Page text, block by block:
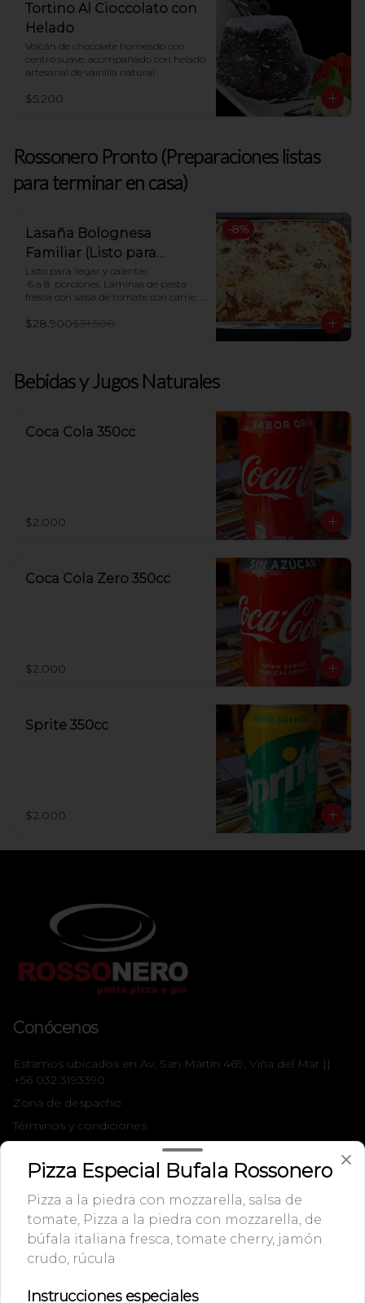
Tortino Al Cioccolato con
Helado
Volcán de chocolate horneado con
centro suave, acompañado con helado
artesanal de vainilla natural
$5.200
Rossonero Pronto (Preparaciones listas
para terminar en casa)
-8%
Lasaña Bolognesa
Familiar (Listo para
hornear en casa)
Listo para llegar y calentar
6 a 8  porciones. Láminas de pasta
fresca con salsa de tomate con carne,
minutos.
$28.900$31.500
Bebidas y Jugos Naturales
Coca Cola 350cc
$2.000
Coca Cola Zero 350cc
$2.000
Sprite 350cc
$2.000
Conócenos
Estamos ubicados en Av. San Martín 469, Viña del Mar ||
+56 032 3193390
Zona de despacho
Términos y condiciones
Redes sociales
Instagram
Facebook
Mi cuenta
Pizza Especial Bufala Rossonero
Pizza a la piedra con mozzarella, salsa de
tomate, Pizza a la piedra con mozzarella, de
búfala italiana fresca, tomate cherry, jamón
crudo, rúcula
Instrucciones especiales